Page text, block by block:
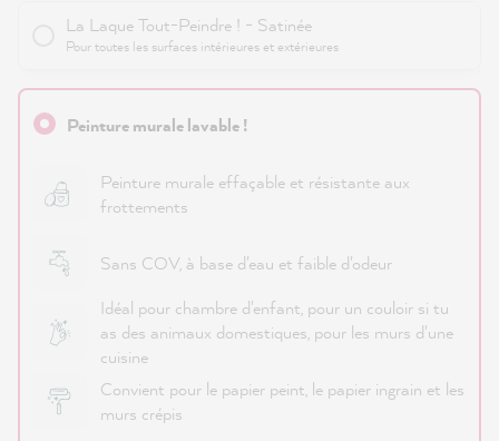
La Laque Tout-Peindre ! - Satinée
Pour toutes les surfaces intérieures et extérieures
Peinture murale lavable !
Peinture murale effaçable et résistante aux
frottements
Sans COV, à base d'eau et faible d'odeur
Idéal pour chambre d'enfant, pour un couloir si tu
as des animaux domestiques, pour les murs d'une
cuisine
Convient pour le papier peint, le papier ingrain et les
murs crépis